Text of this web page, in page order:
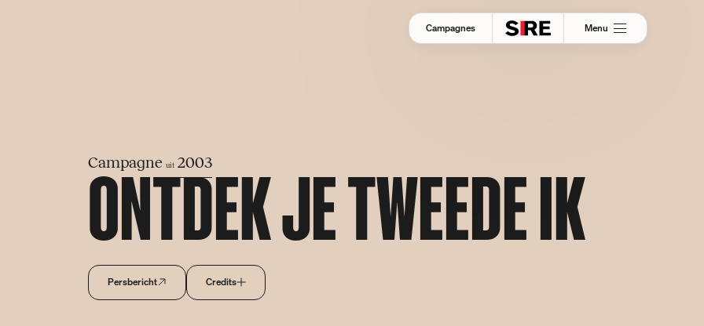
Campagnes Menu
Campagne uit 2003
ONTDEK JE TWEEDE IK
Persbericht Credits